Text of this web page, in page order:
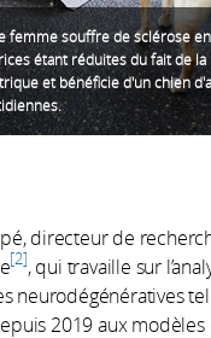
femme souffre de sclérose
étant réduites du fait de
et bénéficie d'un chien
directeur de
2 , qui travaille sur
neurodégénératives
2019 aux modèles